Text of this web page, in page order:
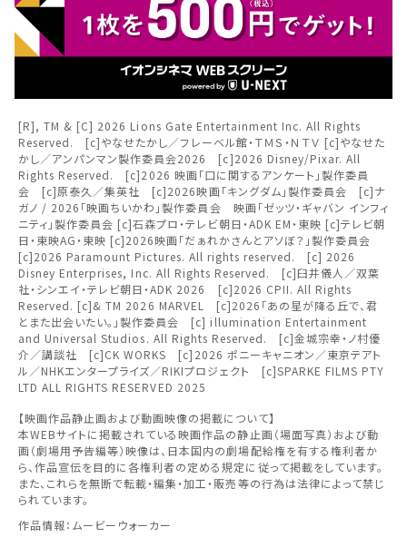
チケット購入
チケットの購入は下記リンクより、ご覧になりたい作品を選
上映スケジュールを確認する
その他の劇場を選ぶ
無料のワタシアターライト会員もあります。
予約を確認・変更する
チケットの予約状況の確認及び予約を変更したい場合は、
下記リンクよりご確認ください。
予約を確認する
予約を変更する
熊谷
羽生
都道府県から選ぶ
北海道
東北
関東
北越
中部
近畿
中国・四国
[R], TM & [C] 2026 Lions Gate Entertainment Inc. All Rights
Reserved. [c]やなせたかし／フレーベル館・ＴＭＳ・ＮＴＶ [c]やなせた
かし／アンパンマン製作委員会2026 [c]2026 Disney/Pixar. All
Rights Reserved. [c]2026 映画「口に関するアンケート」製作委員
会 [c]原泰久／集英社 [c]2026映画「キングダム」製作委員会 [c]ナ
ガノ / 2026「映画ちいかわ」製作委員会 映画「ゼッツ・ギャバン インフィ
ニティ」製作委員会 [c]石森プロ・テレビ朝日・ADK EM・東映 [c]テレビ朝
日・東映AG・東映 [c]2026映画「だぁれかさんとアソぼ？」製作委員会
[c]2026 Paramount Pictures. All rights reserved. [c] 2026
Disney Enterprises, Inc. All Rights Reserved. [c]臼井儀人／双葉
社・シンエイ・テレビ朝日・ADK 2026 [c]2026 CPII. All Rights
Reserved. [c]& TM 2026 MARVEL [c]2026「あの星が降る丘で、君
とまた出会いたい。」製作委員会 [c] illumination Entertainment
and Universal Studios. All Rights Reserved. [c]金城宗幸・ノ村優
介／講談社 [c]CK WORKS [c]2026 ポニーキャニオン／東京テアト
ル／NHKエンタープライズ／RIKIプロジェクト [c]SPARKE FILMS PTY
LTD ALL RIGHTS RESERVED 2025
【映画作品静止画および動画映像の掲載について】
本WEBサイトに掲載されている映画作品の静止画（場面写真）および動
画（劇場用予告編等）映像は、日本国内の劇場配給権を有する権利者か
ら、作品宣伝を目的に各権利者の定める規定に従って掲載をしています。
また、これらを無断で転載・編集・加工・販売等の行為は法律によって禁じ
られています。
作品情報：ムービーウォーカー
閉じる
劇場を変更しますか？
劇場を変更すると、STEP2以降で選択いただいた情報は解除
されます。
変更しないで続ける 変更する
閉じる
閉じる
上映日を変更しますか？
上映日を変更すると、STEP3以降で選択いただいた情報は解
除されます。
変更しないで続ける 変更する
閉じる
閉じる
みたい機能のご利用には
ワタシアター会員へのご登録が必要です。
ワタシアター会員へのログイン・ご登録はこちら
閉じる